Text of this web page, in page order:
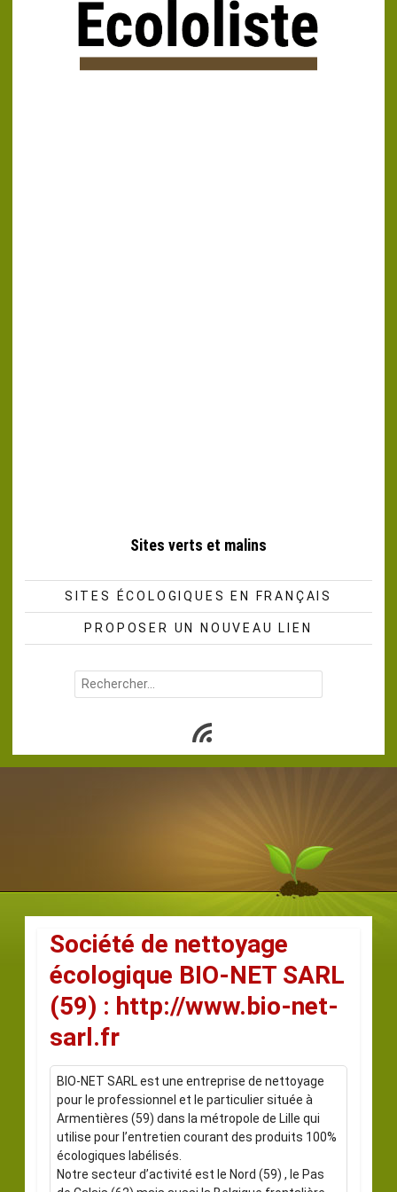
Sites verts et malins
SITES ÉCOLOGIQUES EN FRANÇAIS
PROPOSER UN NOUVEAU LIEN
Rechercher :
Subscribe
Société de nettoyage
écologique BIO-NET SARL
(59) : http://www.bio-net-
sarl.fr
BIO-NET SARL est une entreprise de nettoyage
pour le professionnel et le particulier située à
Armentières (59) dans la métropole de Lille qui
utilise pour l’entretien courant des produits 100%
écologiques labélisés.
Notre secteur d’activité est le Nord (59) , le Pas